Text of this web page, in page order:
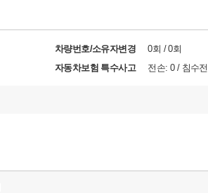
차량번호/소유자변경
0회 / 0회
자동차보험 특수사고
전손: 0 / 침수